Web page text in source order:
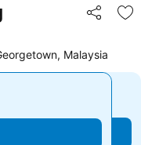
Bagikan
Malaysia